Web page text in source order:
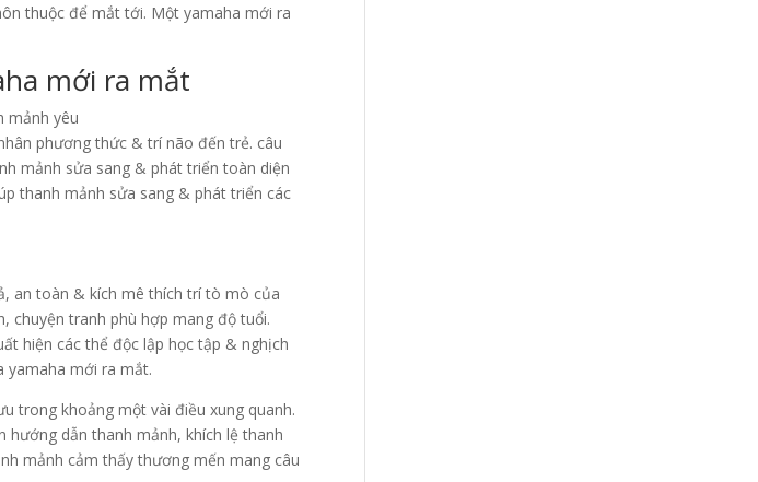
thuộc để mắt tới. Một yamaha mới ra
mới ra mắt
phương thức & trí não đến trẻ. câu
mảnh sửa sang & phát triển toàn diện
thanh mảnh sửa sang & phát triển các
an toàn & kích mê thích trí tò mò của
chuyện tranh phù hợp mang độ tuổi.
hiện các thể độc lập học tập & nghịch
yamaha mới ra mắt.
trong khoảng một vài điều xung quanh.
dẫn thanh mảnh, khích lệ thanh
mảnh cảm thấy thương mến mang câu